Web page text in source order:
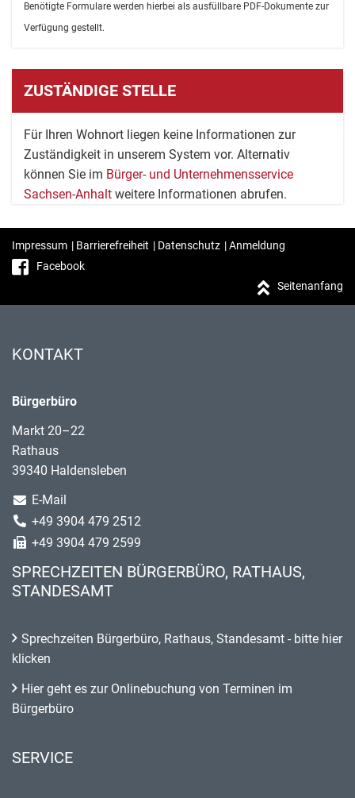
Benötigte Formulare werden hierbei als ausfüllbare PDF-Dokumente zur
Verfügung gestellt.
ZUSTÄNDIGE STELLE
Für Ihren Wohnort liegen keine Informationen zur
Zuständigkeit in unserem System vor. Alternativ
können Sie im Bürger- und Unternehmensservice
Sachsen-Anhalt weitere Informationen abrufen.
Impressum | Barrierefreiheit | Datenschutz |Anmeldung
Facebook
Seitenanfang
KONTAKT
Bürgerbüro
Markt 20–22
Rathaus
39340 Haldensleben
E-Mail
+49 3904 479 2512
+49 3904 479 2599
SPRECHZEITEN BÜRGERBÜRO, RATHAUS,
STANDESAMT
Sprechzeiten Bürgerbüro, Rathaus, Standesamt - bitte hier
klicken
Hier geht es zur Onlinebuchung von Terminen im
Bürgerbüro
SERVICE